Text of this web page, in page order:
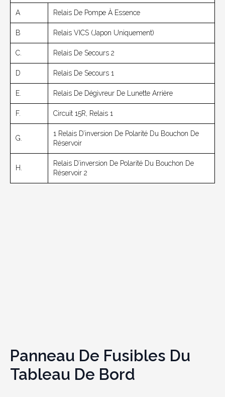
A Relais De Pompe À Essence
B Relais VICS (Japon Uniquement)
C. Relais De Secours 2
D Relais De Secours 1
E. Relais De Dégivreur De Lunette Arrière
F. Circuit 15R, Relais 1
G.
1 Relais D’inversion De Polarité Du Bouchon De
Réservoir
H.
Relais D’inversion De Polarité Du Bouchon De
Réservoir 2
Panneau De Fusibles Du
Tableau De Bord